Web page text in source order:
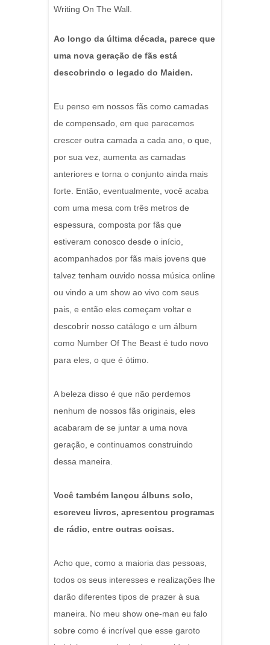
Writing On The Wall.
Ao longo da última década, parece que
uma nova geração de fãs está
descobrindo o legado do Maiden.
Eu penso em nossos fãs como camadas
de compensado, em que parecemos
crescer outra camada a cada ano, o que,
por sua vez, aumenta as camadas
anteriores e torna o conjunto ainda mais
forte. Então, eventualmente, você acaba
com uma mesa com três metros de
espessura, composta por fãs que
estiveram conosco desde o início,
acompanhados por fãs mais jovens que
talvez tenham ouvido nossa música online
ou vindo a um show ao vivo com seus
pais, e então eles começam voltar e
descobrir nosso catálogo e um álbum
como Number Of The Beast é tudo novo
para eles, o que é ótimo.
A beleza disso é que não perdemos
nenhum de nossos fãs originais, eles
acabaram de se juntar a uma nova
geração, e continuamos construindo
dessa maneira.
Você também lançou álbuns solo,
escreveu livros, apresentou programas
de rádio, entre outras coisas.
Acho que, como a maioria das pessoas,
todos os seus interesses e realizações lhe
darão diferentes tipos de prazer à sua
maneira. No meu show one-man eu falo
sobre como é incrível que esse garoto